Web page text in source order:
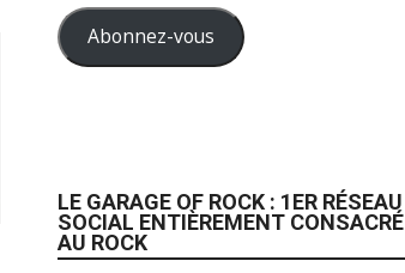
Abonnez-vous
LE GARAGE OF ROCK : 1ER RÉSEAU
SOCIAL ENTIÈREMENT CONSACRÉ
AU ROCK